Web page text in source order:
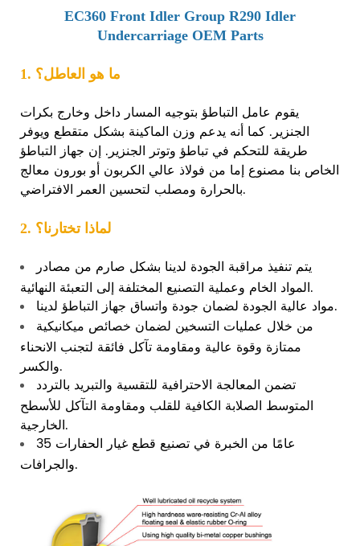
EC360 Front Idler Group R290 Idler
Undercarriage OEM Parts
1. ما هو العاطل؟
يقوم عامل التباطؤ بتوجيه المسار داخل وخارج بكرات
الجنزير. كما أنه يدعم وزن الماكينة بشكل متقطع ويوفر
طريقة للتحكم في تباطؤ وتوتر الجنزير. إن جهاز التباطؤ
الخاص بنا مصنوع إما من فولاذ عالي الكربون أو بورون معالج
بالحرارة ومصلب لتحسين العمر الافتراضي.
2. لماذا تختارنا؟
يتم تنفيذ مراقبة الجودة لدينا بشكل صارم من مصادر
المواد الخام وعملية التصنيع المختلفة إلى التعبئة النهائية.
مواد عالية الجودة لضمان جودة واتساق جهازالتباطؤ لدينا.
من خلال عمليات التسخين لضمان خصائص ميكانيكية
ممتازة وقوة عالية ومقاومة تآكل فائقة لتجنب الانحناء
والكسر.
تضمن المعالجة الاحترافية للتقسية والتبريد بالتردد
المتوسط ​​الصلابة الكافية للقلب ومقاومة التآكل للأسطح
الخارجية.
35 عامًا من الخبرة في تصنيع قطع غيار الحفارات
والجرافات.